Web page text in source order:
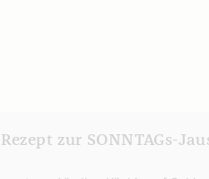
zur SONNTAGs-